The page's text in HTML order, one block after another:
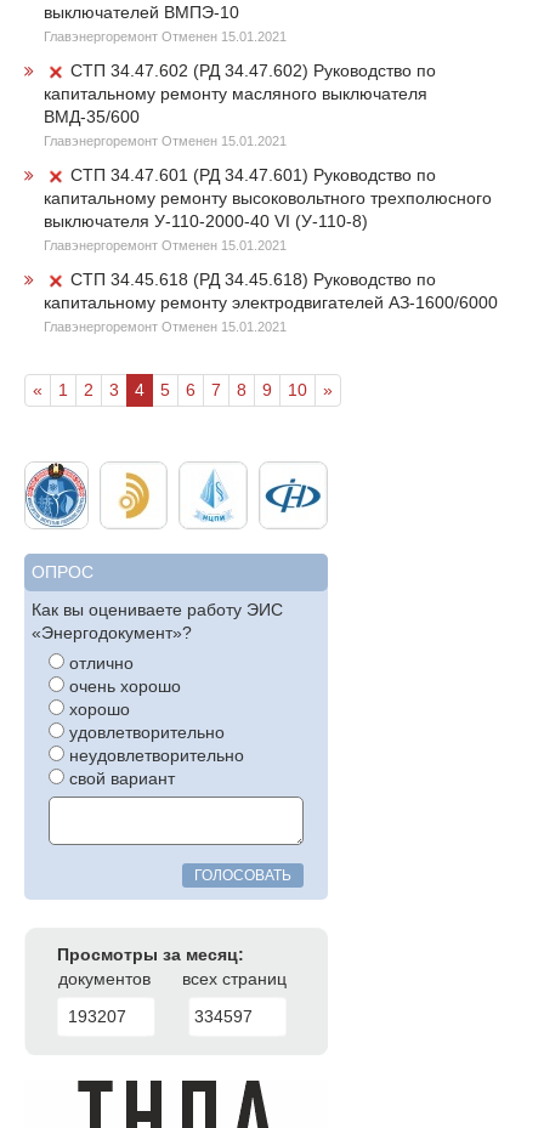
выключателей ВМПЭ-10
Главэнергоремонт Отменен 15.01.2021
СТП 34.47.602 (РД 34.47.602) Руководство по
капитальному ремонту масляного выключателя
ВМД-35/600
Главэнергоремонт Отменен 15.01.2021
СТП 34.47.601 (РД 34.47.601) Руководство по
капитальному ремонту высоковольтного трехполюсного
выключателя У-110-2000-40 VI (У-110-8)
Главэнергоремонт Отменен 15.01.2021
СТП 34.45.618 (РД 34.45.618) Руководство по
капитальному ремонту электродвигателей АЗ-1600/6000
Главэнергоремонт Отменен 15.01.2021
« 1 2 3 4 5 6 7 8 9 10 »
ОПРОС
Как вы оцениваете работу ЭИС
«Энергодокумент»?
отлично
очень хорошо
хорошо
удовлетворительно
неудовлетворительно
свой вариант
ГОЛОСОВАТЬ
Просмотры за месяц:
документов
всех страниц
193207
334597